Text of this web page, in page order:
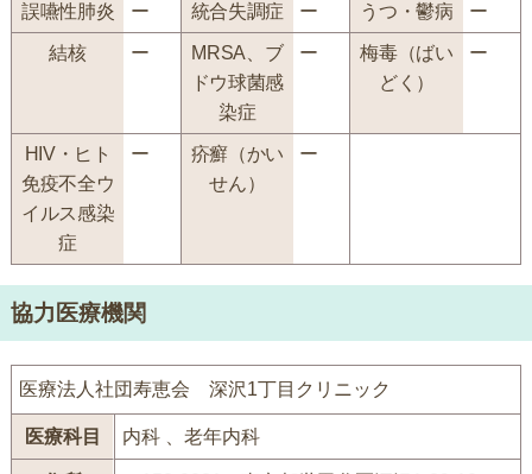
誤嚥性肺炎 ー 統合失調症 ー うつ・鬱病 ー
結核 ー
MRSA、ブ
ドウ球菌感
染症
ー
梅毒（ばい
どく）
ー
HIV・ヒト
免疫不全ウ
イルス感染
症
ー
疥癬（かい
せん）
ー
協力医療機関
医療法人社団寿恵会 深沢1丁目クリニック
医療科目 内科 、老年内科